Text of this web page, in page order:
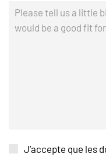
J’accepte que les